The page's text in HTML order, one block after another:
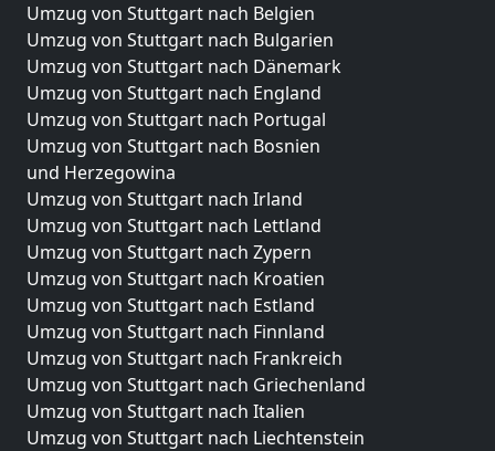
Umzug von Stuttgart nach Belgien
Umzug von Stuttgart nach Bulgarien
Umzug von Stuttgart nach Dänemark
Umzug von Stuttgart nach England
Umzug von Stuttgart nach Portugal
Umzug von Stuttgart nach Bosnien
und Herzegowina
Umzug von Stuttgart nach Irland
Umzug von Stuttgart nach Lettland
Umzug von Stuttgart nach Zypern
Umzug von Stuttgart nach Kroatien
Umzug von Stuttgart nach Estland
Umzug von Stuttgart nach Finnland
Umzug von Stuttgart nach Frankreich
Umzug von Stuttgart nach Griechenland
Umzug von Stuttgart nach Italien
Umzug von Stuttgart nach Liechtenstein